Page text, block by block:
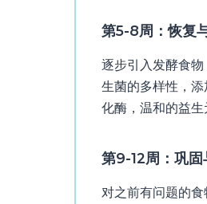
第5-8周：恢复
逐步引入发酵食
生菌的多样性，
化酶，温和的益生
第9-12周：巩固
对之前有问题的